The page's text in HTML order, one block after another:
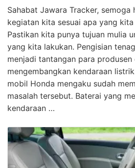
Sahabat Jawara Tracker, semoga
kegiatan kita sesuai apa yang
Pastikan kita punya tujuan mulia
yang kita lakukan. Pengisian
menjadi tantangan para
mengembangkan kendaraan
mobil Honda mengaku sudah
masalah tersebut. Baterai yang
kendaraan …